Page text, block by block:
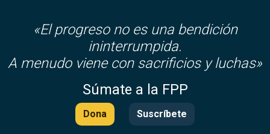
«El progreso no es una bendición
ininterrumpida.
A menudo viene con sacrificios y luchas»
Súmate a la FPP
Dona Suscríbete